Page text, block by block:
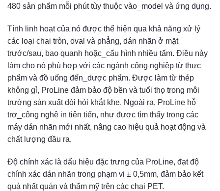
480 sản phẩm mỗi phút tùy thuộc vào_model và ứng dụng.
Tính linh hoạt của nó được thể hiện qua khả năng xử lý
các loại chai tròn, oval và phẳng, dán nhãn ở mặt
trước/sau, bao quanh hoặc_cấu hình nhiều tấm. Điều này
làm cho nó phù hợp với các ngành công nghiệp từ thực
phẩm và đồ uống đến_dược phẩm. Được làm từ thép
không gỉ, ProLine đảm bảo độ bền và tuổi thọ trong môi
trường sản xuất đòi hỏi khắt khe. Ngoài ra, ProLine hỗ
trợ_công nghệ in tiên tiến, như được tìm thấy trong các
máy dán nhãn mới nhất, nâng cao hiệu quả hoạt động và
chất lượng đầu ra.
Độ chính xác là dấu hiệu đặc trưng của ProLine, đạt độ
chính xác dán nhãn trong phạm vi ± 0,5mm, đảm bảo kết
quả nhất quán và thẩm mỹ trên các chai PET.